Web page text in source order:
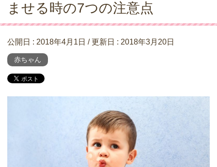
ませる時の7つの注意点
公開日 : 2018年4月1日 / 更新日 : 2018年3月20日
赤ちゃん